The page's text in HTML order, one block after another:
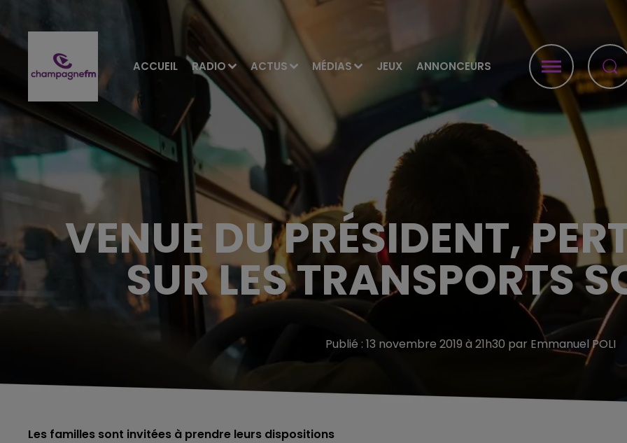
ACCUEIL RADIO ACTUS MÉDIAS JEUX ANNONCEURS
VENUE DU PRÉSIDENT,
SUR LES TRANSPORTS
Publié : 13 novembre 2019 à 21h30 par Emmanuel POLI
Les familles sont invitées à prendre leurs dispositions